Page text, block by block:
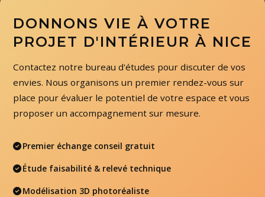
DONNONS VIE À VOTRE
PROJET D'INTÉRIEUR À NICE
Contactez notre bureau d'études pour discuter de vos
envies. Nous organisons un premier rendez-vous sur
place pour évaluer le potentiel de votre espace et vous
proposer un accompagnement sur mesure.
Premier échange conseil gratuit
Étude faisabilité & relevé technique
Modélisation 3D photoréaliste